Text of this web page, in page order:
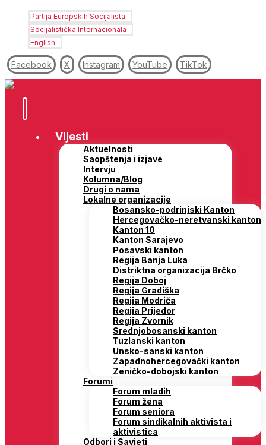
Partija Europskih Socijalista
Socijalistička Internacionala
English
Facebook X Instagram YouTube TikTok
Vijesti
Aktuelnosti
Saopštenja i izjave
Intervju
Kolumna/Blog
Drugi o nama
Lokalne organizacije
Bosansko-podrinjski Kanton
Hercegovačko-neretvanski kanton
Kanton 10
Kanton Sarajevo
Posavski kanton
Regija Banja Luka
Distriktna organizacija Brčko
Regija Doboj
Regija Gradiška
Regija Modriča
Regija Prijedor
Regija Zvornik
Srednjobosanski kanton
Tuzlanski kanton
Unsko-sanski kanton
Zapadnohercegovački kanton
Zeničko-dobojski kanton
Forumi
Forum mladih
Forum žena
Forum seniora
Forum sindikalnih aktivista i
aktivistica
Odbori i Savjeti